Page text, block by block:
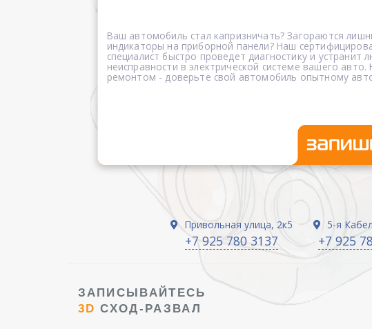
Ваш автомобиль стал капризничать? Загораются
индикаторы на приборной панели? Наш
специалист быстро проведет диагностику и устранит
неисправности в электрической системе вашего авто.
ремонтом - доверьте свой автомобиль опытному
Привольная улица, 2к5
+7 925 780 3137
5-я
+7 925
ЗАПИСЫВАЙТЕСЬ
3D СХОД-РАЗВАЛ